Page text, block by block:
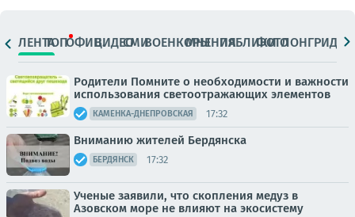
ЛЕНТАТОПОФИЦ.ВИДЕОСМИВОЕНКОРЫМНЕНИЯПАБЛИКИ
ФОТОЛОНГРИДЫ
Родители Помните о необходимости и важности
использования светоотражающих элементов
КАМЕНКА-ДНЕПРОВСКАЯ 17:32
Вниманию жителей Бердянска
БЕРДЯНСК 17:32
Ученые заявили, что скопления медуз в
Азовском море не влияют на экосистему